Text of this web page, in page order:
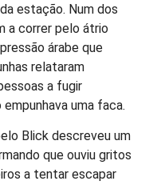
estação. Num dos
a correr pelo átrio
árabe que
relataram
a fugir
uma faca.
Blick descreveu um
que ouviu gritos
a tentar escapar